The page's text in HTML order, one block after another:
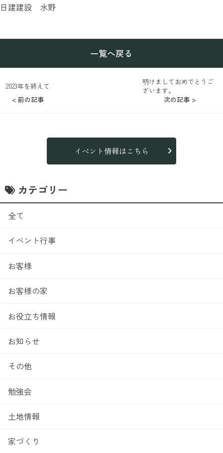
日建建設 水野
< 前の記事
2023年を終えて
一覧へ戻る
明けましておめでとうご
ざいます。
次の記事 >
イベント情報はこちら
カテゴリー
全て
イベント行事
お客様
お客様の家
お役立ち情報
お知らせ
その他
勉強会
土地情報
家づくり